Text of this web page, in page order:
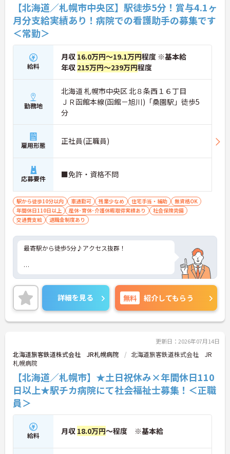
【北海道／札幌市中央区】駅徒歩5分！賞与4.1ヶ
月分支給実績あり！病院での看護助手の募集です
＜常勤＞
給料
月収 16.0万円～19.1万円程度 ※基本給
年収 215万円～239万円程度
勤務地
北海道 札幌市中央区 北８条西１６丁目
ＪＲ函館本線(函館－旭川)「桑園駅」徒歩5
分
雇用形態 正社員(正職員)
応募要件 ■免許・資格不問
駅から徒歩10分以内 車通勤可 残業少なめ 住宅手当・補助
無資格OK
年間休日110日以上
産休･育休･介護休暇取得実績あり
社会保険完備
交通費支給
退職金制度あり
最寄駅から徒歩5分♪アクセス抜群！
賞与4.1ヶ月分支給実績もあり、頑張りがしっかりと
反映されるのもおすすめしたいポイントのひとつ☆
詳細をお話しいたしますのでお気軽にご相談くださ
い。
詳細を見る 無料 紹介してもらう
更新日：2026年07月14日
北海道旅客鉄道株式会社 JR札幌病院
北海道旅客鉄道株式会社 JR
札幌病院
【北海道／札幌市】★土日祝休み×年間休日110
日以上★駅チカ病院にて社会福祉士募集！＜正職
員＞
給料 月収 18.0万円～程度 ※基本給